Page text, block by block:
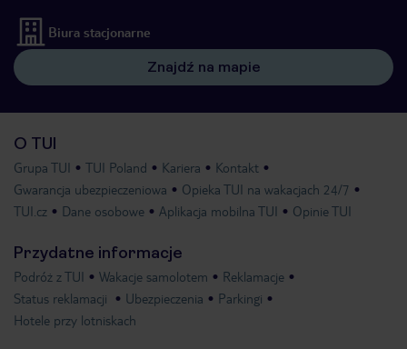
Biura stacjonarne
Znajdź na mapie
O TUI
Grupa TUI TUI Poland Kariera
Kontakt
Gwarancja ubezpieczeniowa
Opieka TUI na wakacjach 24/7
TUI.cz
Dane osobowe Aplikacja mobilna TUI Opinie TUI
Przydatne informacje
Podróż z TUI Wakacje samolotem
Reklamacje
Status reklamacji
Ubezpieczenia
Parkingi
Hotele przy lotniskach